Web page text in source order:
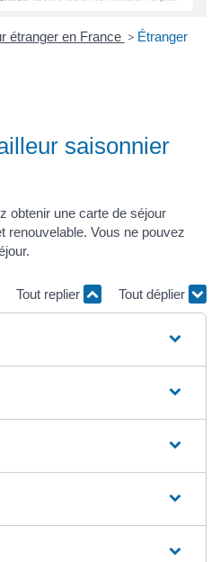
étranger en France > Étranger
saisonnier
obtenir une carte de séjour
renouvelable. Vous ne pouvez
Tout replier Tout déplier